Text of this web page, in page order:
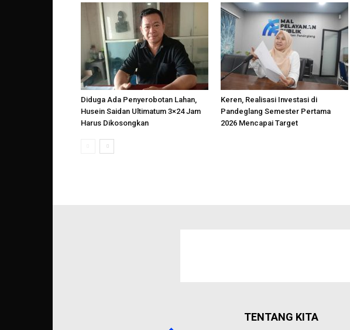
Diduga Ada Penyerobotan Lahan,
Husein Saidan Ultimatum 3×24 Jam
Harus Dikosongkan
Keren, Realisasi Investasi di
Pandeglang Semester Pertama
2026 Mencapai Target
TENTANG KITA